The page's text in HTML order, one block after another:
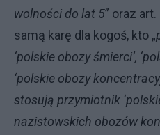
wolności do lat 5” oraz
samą karę dla kogoś, kto „
‘polskie obozy śmierci’,
‘polskie obozy
stosują przymiotnik
nazistowskich obozów